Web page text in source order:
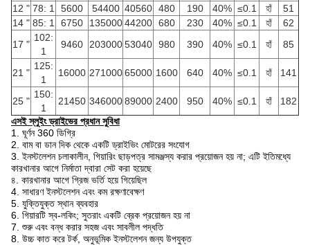
12 " 78: 1 5600 54400 40560 480 190 40% ≤0.1 হাঁ
51
14 " 85: 1 6750 135000 44200 680 230 40% ≤0.1 হাঁ
62
17 "
102:
1
9460 203000 53040 980 390 40% ≤0.1 হাঁ 85
21 "
125:
1
16000 271000 65000 1600 640 40% ≤0.1 হাঁ 141
25 "
150:
1
21450 346000 89000 2400 950 40% ≤0.1 হাঁ
182
এসই স্লুইং ড্রাইভের প্রধান সুবিধা
1. ঘূর্ণন 360 ডিগ্রি
2. বাম বা ডান দিক থেকে একটি ড্রাইভিং মোটরের সংযোগ
3. ইনস্টলেশন চলাকালীন, গিয়ারিং ছাড়পত্র সামঞ্জস্য করার প্রয়োজন হয় না; এটি ইতিমধ্যে
কারখানার আগে নির্মাতা দ্বারা সেট করা হয়েছে
৪. কারখানার আগে গ্রিজ ভর্তি হয়ে গিয়েছিল
4. সাধারণ ইনস্টলেশন এবং কম রক্ষণাবেক্ষণ
5. যুক্তিযুক্ত স্থান ব্যবহার
6. গিয়ারটি স্ব-লকিং; সুতরাং একটি ব্রেক প্রয়োজন হয় না
7. শুরু এবং বন্ধ করার সহজ এবং সাবলীল পদ্ধতি
8. উচ্চ কাত করে টর্ক, অনুভূমিক ইনস্টলেশন জন্য উপযুক্ত